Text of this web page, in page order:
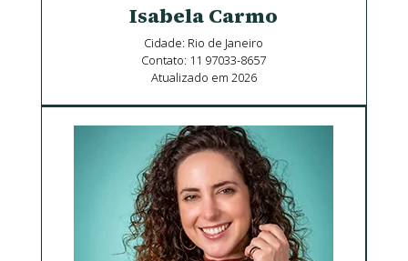
Isabela Carmo
Cidade: Rio de Janeiro
Contato: 11 97033-8657
Atualizado em 2026